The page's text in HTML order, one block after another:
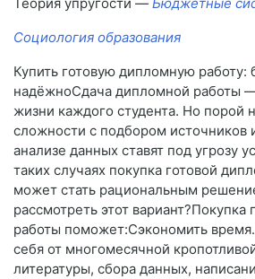
Социология образования
Купить готовую дипломную работу:
надёжноСдача дипломной работы
жизни каждого студента. Но порой
сложности с подбором источников
анализе данных ставят под угрозу
таких случаях покупка готовой
может стать рациональным
рассмотреть этот
работы поможет:Сэкономить
себя от многомесячной
литературы, сбора данных,